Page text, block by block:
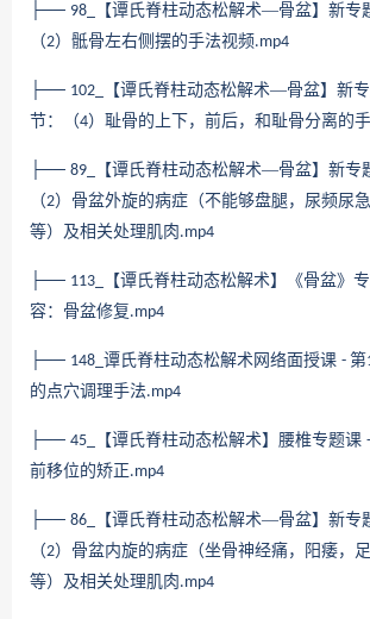
├── 98_ 【谭氏脊柱动态松解术—骨盆】新专
（2）骶骨左右侧摆的手法视频.mp4
├── 102_ 【谭氏脊柱动态松解术—骨盆】新
节：（4）耻骨的上下，前后，和耻骨分离的
├── 89_ 【谭氏脊柱动态松解术—骨盆】新专
（2）骨盆外旋的病症（不能够盘腿，尿频尿
等）及相关处理肌肉 .mp4
├── 113_ 【谭氏脊柱动态松解术】《骨盆》
容：骨盆修复 .mp4
├── 148_ 谭氏脊柱动态松解术网络面授课 - 第
的点穴调理手法.mp4
├── 45_ 【谭氏脊柱动态松解术】腰椎专题课 -
前移位的矫正.mp4
├── 86_ 【谭氏脊柱动态松解术—骨盆】新专
（2）骨盆内旋的病症（坐骨神经痛，阳痿，
等）及相关处理肌肉 .mp4